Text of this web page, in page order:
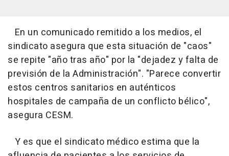
En un comunicado remitido a los medios, el
sindicato asegura que esta situación de "caos"
se repite "año tras año" por la "dejadez y falta de
previsión de la Administración". "Parece convertir
estos centros sanitarios en auténticos
hospitales de campaña de un conflicto bélico",
asegura CESM.
Y es que el sindicato médico estima que la